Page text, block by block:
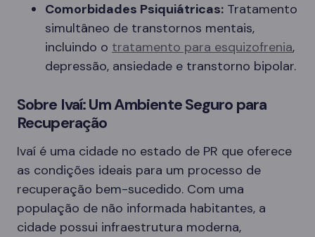
Comorbidades Psiquiátricas: Tratamento
simultâneo de transtornos mentais,
incluindo o tratamento para esquizofrenia,
depressão, ansiedade e transtorno bipolar.
Sobre Ivaí: Um Ambiente Seguro para
Recuperação
Ivaí é uma cidade no estado de PR que oferece
as condições ideais para um processo de
recuperação bem-sucedido. Com uma
população de não informada habitantes, a
cidade possui infraestrutura moderna,